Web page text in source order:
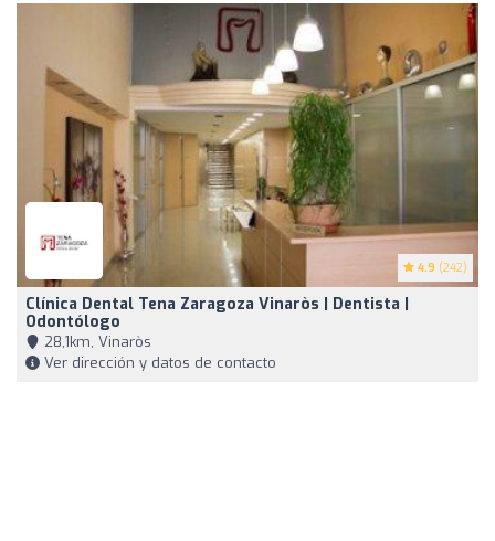
4.9 (242)
Clínica Dental Tena Zaragoza Vinaròs | Dentista |
Odontólogo
28,1km, Vinaròs
Ver dirección y datos de contacto